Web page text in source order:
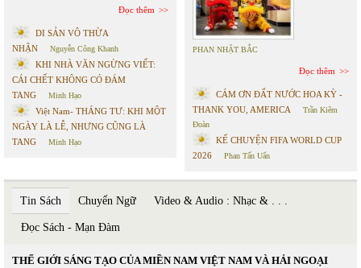
Đọc thêm
DI SẢN VÔ THỪA
NHẬN
Nguyễn Công Khanh
KHI NHÀ VĂN NGỪNG VIẾT:
CÁI CHẾT KHÔNG CÓ ĐÁM
TANG
Minh Hạo
Việt Nam- THÁNG TƯ: KHI MỘT
NGÀY LÀ LỄ, NHƯNG CŨNG LÀ
TANG
Minh Hạo
PHAN NHẬT BẮC
Đọc thêm
CÁM ƠN ĐẤT NƯỚC HOA KỲ -
THANK YOU, AMERICA
Trần Kiêm
Đoàn
KỂ CHUYỆN FIFA WORLD CUP
2026
Phan Tấn Uẩn
Tin Sách Chuyển Ngữ Video & Audio : Nhạc & . . .
Đọc Sách - Mạn Đàm
THẾ GIỚI SÁNG TẠO CỦA MIỀN NAM VIỆT NAM VÀ HẢI NGOẠI